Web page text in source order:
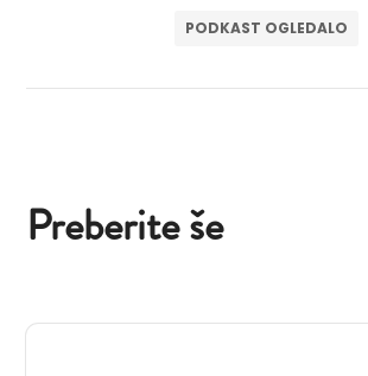
PODKAST OGLEDALO
Preberite še